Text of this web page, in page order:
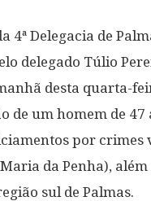
4ª Delegacia de
delegado Túlio
desta quarta-
de um homem de 47
por crimes
da Penha),
sul de Palmas.